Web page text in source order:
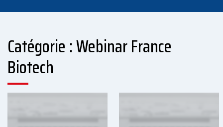
Catégorie : Webinar France
Biotech